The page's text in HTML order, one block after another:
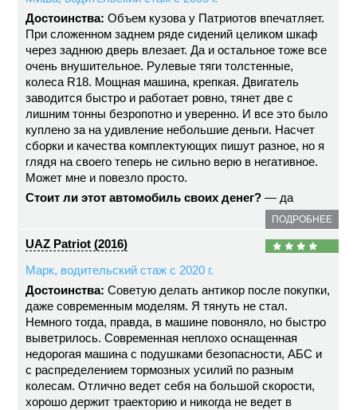
Достоинства: Объем кузова у Патриотов впечатляет.
При сложенном заднем ряде сидений целиком шкаф
через заднюю дверь влезает. Да и остальное тоже все
очень внушительное. Рулевые тяги толстенные,
колеса R18. Мощная машина, крепкая. Двигатель
заводится быстро и работает ровно, тянет две с
лишним тонны безропотно и уверенно. И все это было
куплено за на удивление небольшие деньги. Насчет
сборки и качества комплектующих пишут разное, но я
глядя на своего теперь не сильно верю в негативное.
Может мне и повезло просто.
Стоит ли этот автомобиль своих денег? — да
ПОДРОБНЕЕ
UAZ Patriot (2016)
Марк, водительский стаж с 2020 г.
Достоинства: Советую делать антикор после покупки,
даже современным моделям. Я тянуть не стал.
Немного тогда, правда, в машине повоняло, но быстро
выветрилось. Современная неплохо оснащенная
недорогая машина с подушками безопасности, АБС и
с распределением тормозных усилий по разным
колесам. Отлично ведет себя на большой скорости,
хорошо держит траекторию и никогда не ведет в